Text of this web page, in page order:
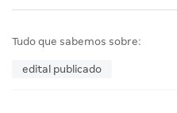
Tudo que sabemos sobre:
edital publicado